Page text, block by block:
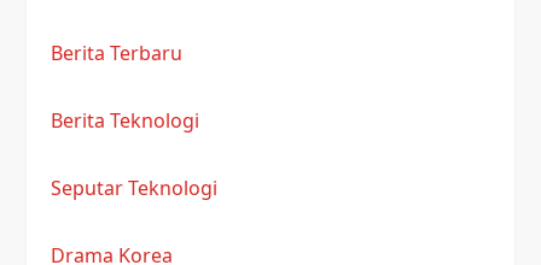
Berita Terbaru
Berita Teknologi
Seputar Teknologi
Drama Korea